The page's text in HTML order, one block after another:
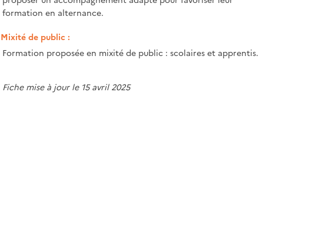
formation en alternance.
Mixité de public :
Formation proposée en mixité de public : scolaires et apprentis.
Fiche mise à jour le 15 avril 2025